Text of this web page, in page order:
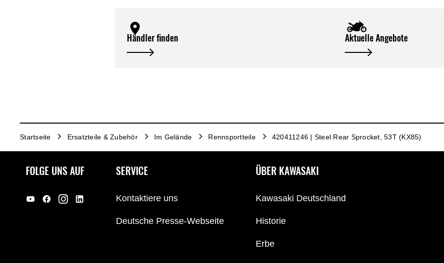
Händler finden Aktuelle Angebote
Startseite Ersatzteile & Zubehör Im Gelände Rennsportteile 420411246 | Steel Rear Sprocket, 53T (KX85)
FOLGE UNS AUF SERVICE
Kontaktiere uns
Deutsche Presse-Webseite
ÜBER KAWASAKI
Kawasaki Deutschland
Historie
Erbe